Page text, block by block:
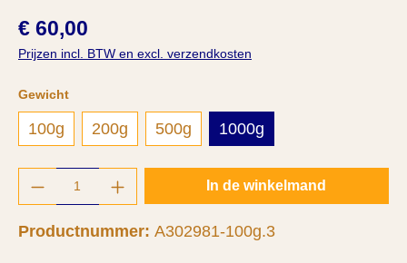
€ 60,00
Prijzen incl. BTW en excl. verzendkosten
Selecteer
Gewicht
100g 200g 500g 1000g
Producthoeveelheid: Voer de gewenste
In de winkelmand
Productnummer: A302981-100g.3